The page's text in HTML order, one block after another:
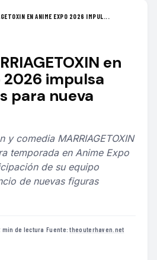
EN ANIME EXPO 2026 IMPUL...
en
2026 impulsa
para nueva
y comedia MARRIAGETOXIN
temporada en Anime Expo
de su equipo
de nuevas figuras
min de lectura ·Fuente:theouterhaven.net